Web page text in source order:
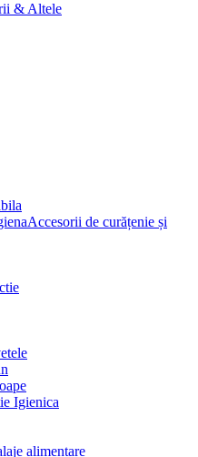
& Altele
Accesorii de curățenie și
Igienica
alimentare